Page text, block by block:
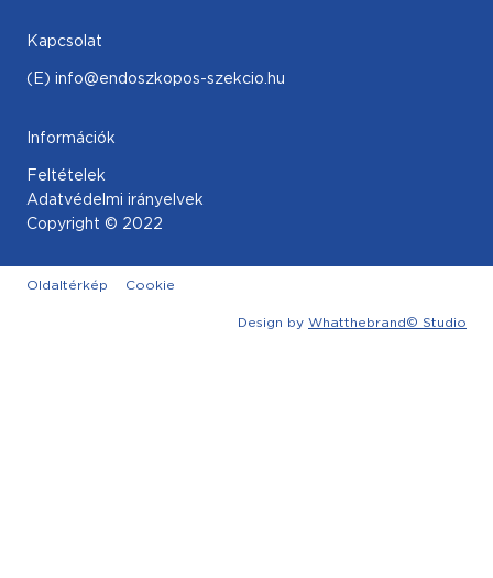
Kapcsolat
(E) info@endoszkopos-szekcio.hu
Információk
Feltételek
Adatvédelmi irányelvek
Copyright © 2022
Oldaltérkép Cookie
Design by Whatthebrand© Studio